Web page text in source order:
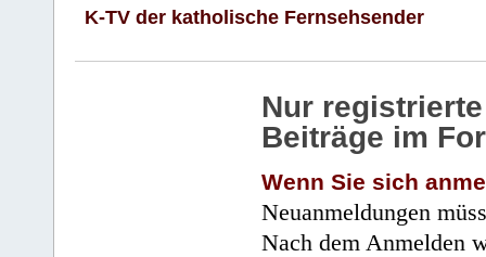
K-TV der katholische Fernsehsender
Nur
Beiträge im
Wenn Sie sich
Neuanmeldungen
Nach dem Anmelden